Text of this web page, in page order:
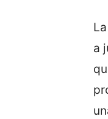
a